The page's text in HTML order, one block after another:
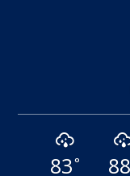
83° 88